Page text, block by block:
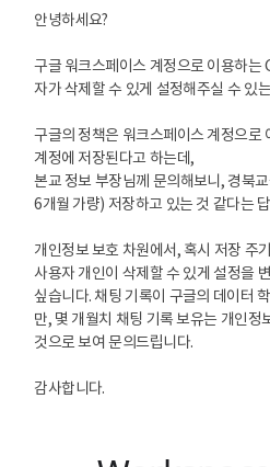
안녕하세요?
구글 워크스페이스 계정으로 이용하
자가 삭제할 수 있게 설정해주실 수 있
구글의 정책은 워크스페이스 계정으로
계정에 저장된다고 하는데,
본교 정보 부장님께 문의해보니, 경북
6개월 가량) 저장하고 있는 것 같다는
개인정보 보호 차원에서, 혹시 저장 주
사용자 개인이 삭제할 수 있게 설정을
싶습니다. 채팅 기록이 구글의 데이터
만, 몇 개월치 채팅 기록 보유는 개인정
것으로 보여 문의드립니다.
감사합니다.